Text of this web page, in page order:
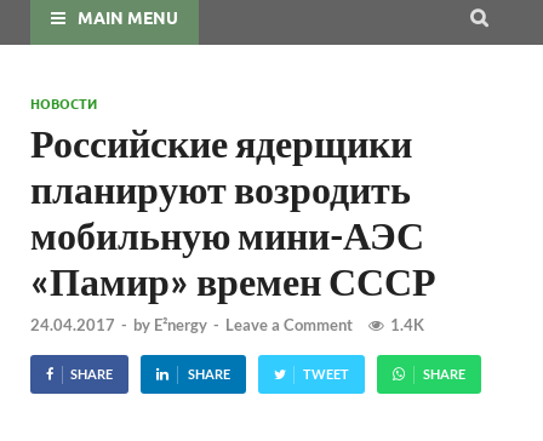
MAIN MENU
НОВОСТИ
Российские ядерщики
планируют возродить
мобильную мини-АЭС
«Памир» времен СССР
24.04.2017 - by E²nergy - Leave a Comment 1.4K
SHARE SHARE TWEET SHARE